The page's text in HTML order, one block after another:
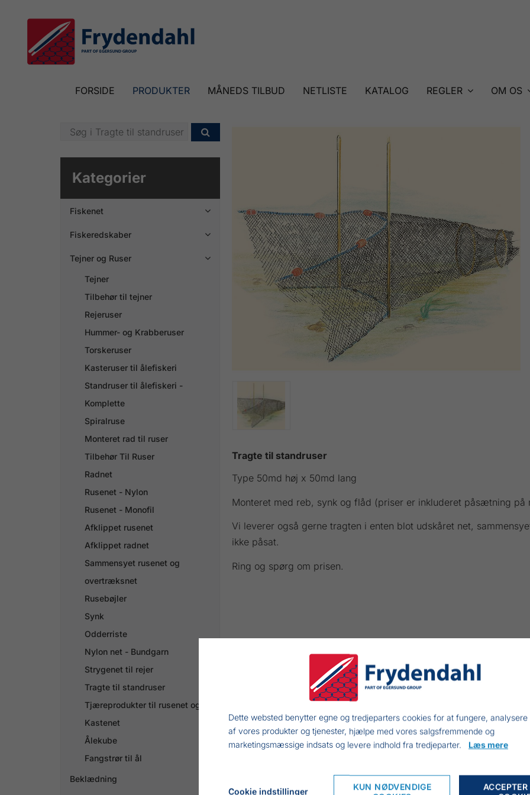
FORSIDE PRODUKTER MÅNEDS TILBUD NETLISTE KATALOG REGLER OM OS

Kategorier
Fiskenet 
Fiskeredskaber 
Tejner og Ruser 
Tejner
Tilbehør til tejner
Rejeruser
Hummer- og Krabberuser
Torskeruser
Kasteruser til ålefiskeri
Standruser til ålefiskeri -
Komplette
Spiralruse
Monteret rad til ruser
Tilbehør Til Ruser
Radnet
Rusenet - Nylon
Rusenet - Monofil
Afklippet rusenet
Afklippet radnet
Sammensyet rusenet og
overtræksnet
Rusebøjler
Synk
Odderriste
Nylon net - Bundgarn
Strygenet til rejer
Tragte til standruser
Tjæreprodukter til rusenet og træ
Kastenet
Ålekube
Fangstrør til ål
Beklædning
Tragte til standruser
Type 50md høj x 50md lang
Monteret med reb, synk og flåd (priser er inkluderet påsætning på
Vi leverer også gerne tragten i enten blot udskåret net,
ikke påsat.
Ring og spørg om prisen.
Dette websted benytter egne og tredjeparters cookies for at fungere, analysere
af vores produkter og tjenester, hjælpe med vores salgsfremmende og
marketingsmæssige indsats og levere indhold fra tredjeparter. Læs mere
Cookie indstillinger
KUN NØDVENDIGE